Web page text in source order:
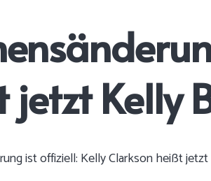
jetzt Kelly